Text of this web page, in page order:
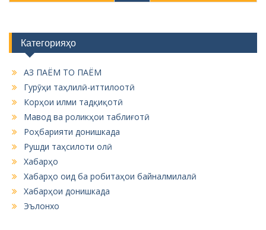
Категорияҳо
АЗ ПАЁМ ТО ПАЁМ
Гурӯҳи таҳлилӣ-иттилоотӣ
Корҳои илми тадқиқотӣ
Мавод ва роликҳои таблиғотӣ
Роҳбарияти донишкада
Рушди таҳсилоти олӣ
Хабарҳо
Хабарҳо оид ба робитаҳои байналмилалӣ
Хабарҳои донишкада
Эълонхо